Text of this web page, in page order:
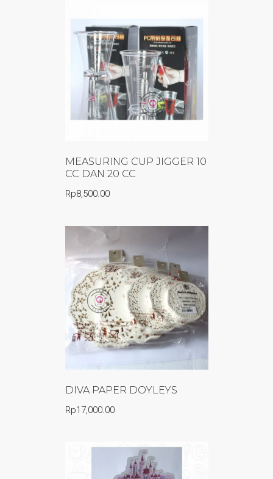
MEASURING CUP JIGGER 10
CC DAN 20 CC
Rp8,500.00
DIVA PAPER DOYLEYS
Rp17,000.00